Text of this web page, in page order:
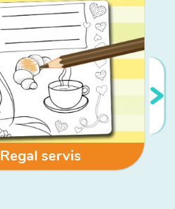
Regal servis